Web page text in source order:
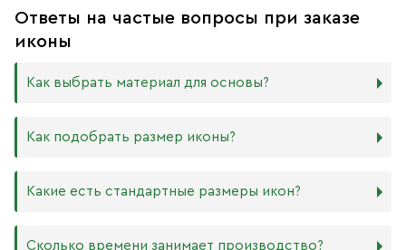
Ответы на частые вопросы при заказе
иконы
Как выбрать материал для основы?
Мы изготавливаем иконы на трёх разных видах досок:
МДФ. Ламинированная древесно-стружечная плита —
Как подобрать размер иконы?
Никаких строгих правил по тому, какого размера
иконостас, можно ориентироваться на него.
Какие есть стандартные размеры икон?
Сколько времени занимает производство?